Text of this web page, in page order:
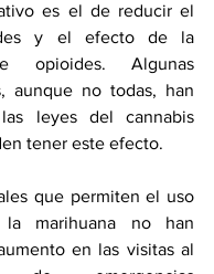
es el de reducir el
y el efecto de la
opioides. Algunas
aunque no todas, han
leyes del cannabis
tener este efecto.
que permiten el uso
la marihuana no han
en las visitas al